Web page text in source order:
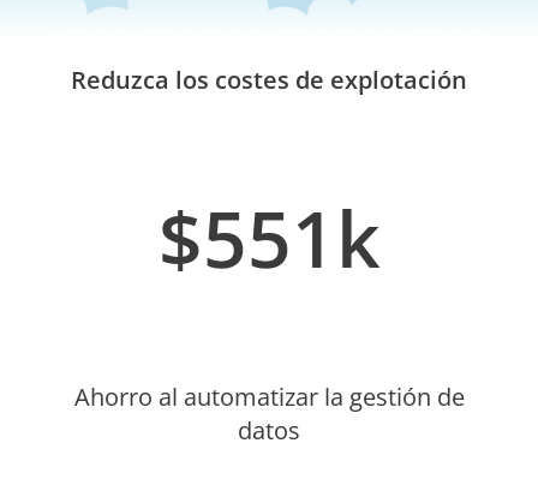
Reduzca los costes de explotación
$551k
Ahorro al automatizar la gestión de
datos